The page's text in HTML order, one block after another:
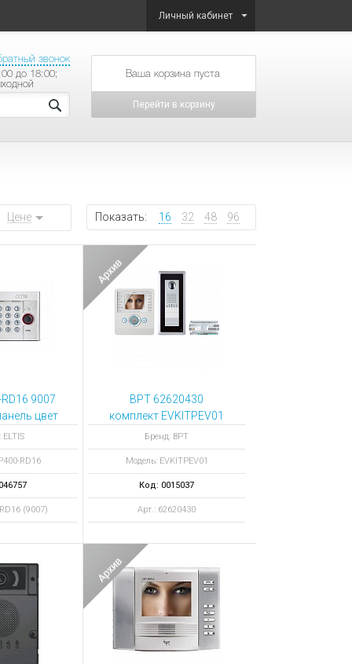
Личный кабинет
звонок
до 18:00;
товаров на сумму
Перейти в корзину
Показать: 16 32 48 96
Цене
9007
цвет
ELTIS
RD16
(9007)
BPT 62620430
комплект EVKITPEV01
Бренд: BPT
Модель: EVKITPEV01
Код: 0015037
Арт.: 62620430